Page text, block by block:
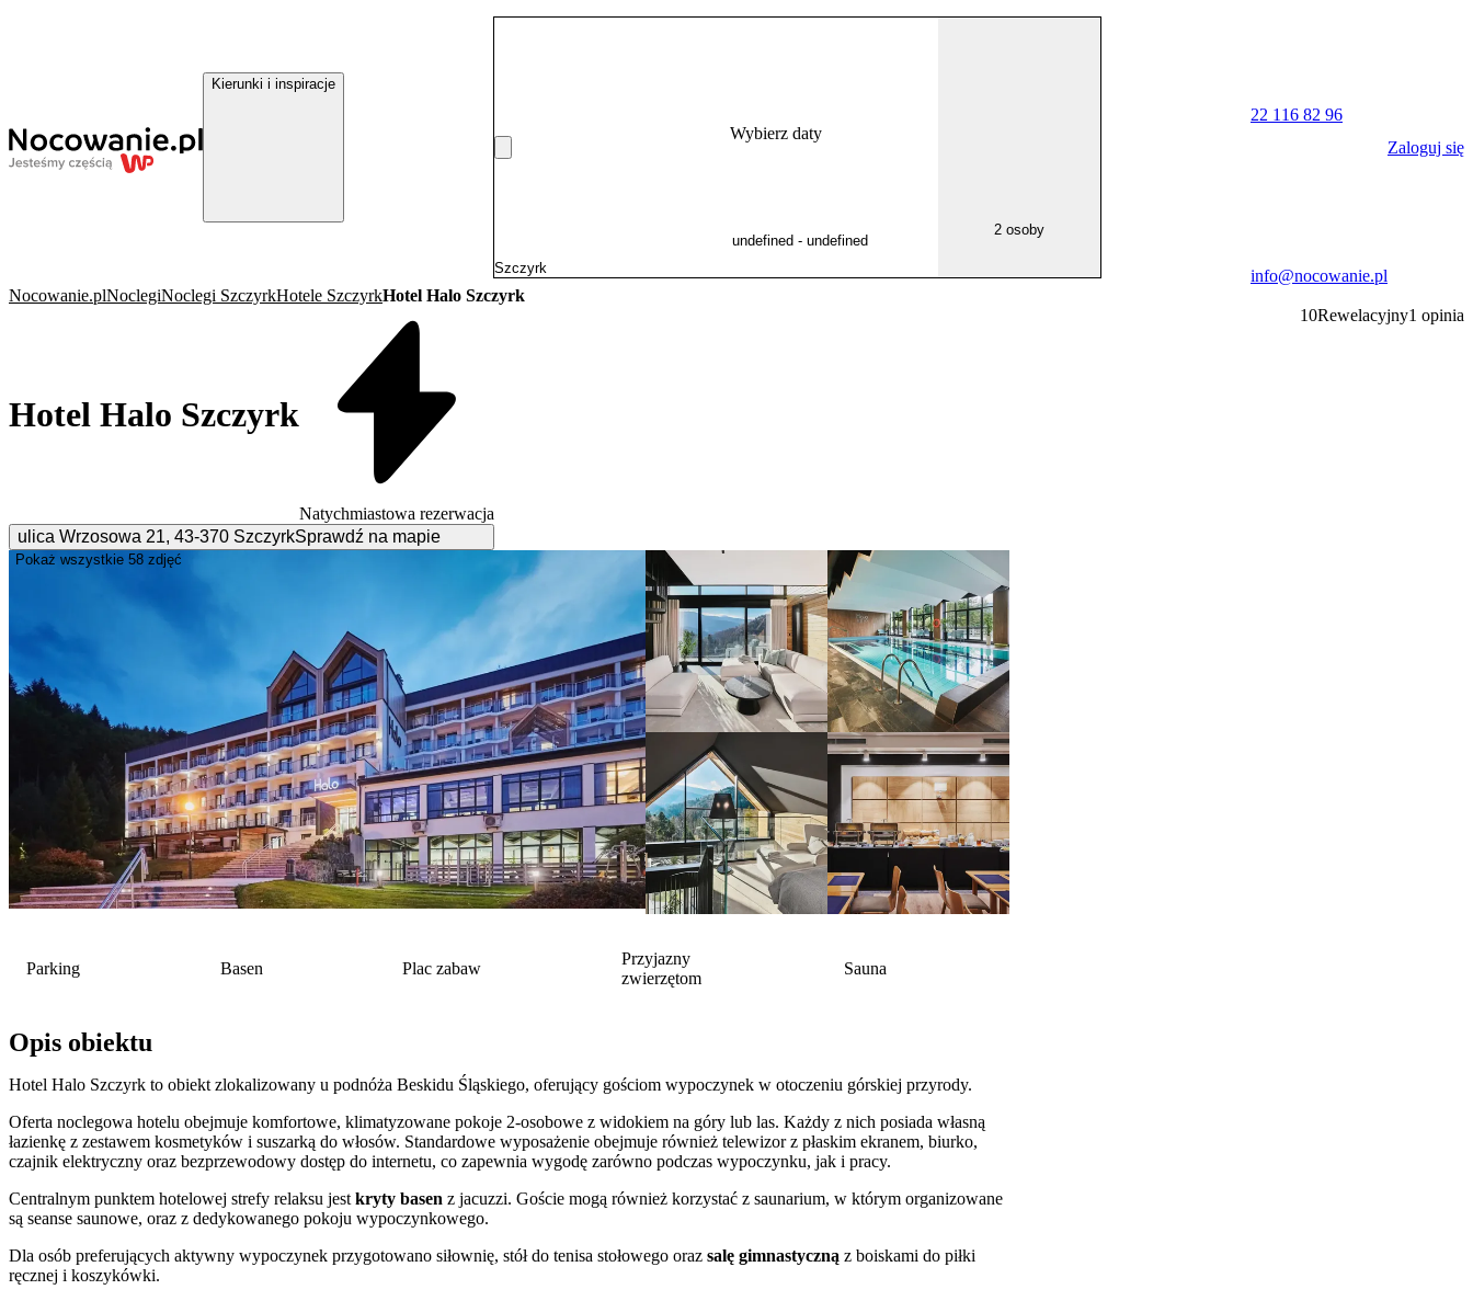
Kierunki i inspiracje
Wybierz daty
2 osoby
22 116 82 96
info@nocowanie.pl
Zaloguj się
Nocowanie.plNoclegiNoclegi SzczyrkHotele SzczyrkHotel Halo Szczyrk
Hotel Halo Szczyrk
Natychmiastowa rezerwacja
ulica Wrzosowa 21, 43-370 SzczyrkSprawdź na mapie
10Rewelacyjny1 opinia
Pokaż wszystkie 58 zdjęć
Parking Basen Plac zabaw
Przyjazny
zwierzętom
Sauna
Opis obiektu
Hotel Halo Szczyrk to obiekt zlokalizowany u podnóża Beskidu Śląskiego, oferujący gościom wypoczynek w otoczeniu górskiej przyrody.
Oferta noclegowa hotelu obejmuje komfortowe, klimatyzowane pokoje 2-osobowe z widokiem na góry lub las. Każdy z nich posiada własną
łazienkę z zestawem kosmetyków i suszarką do włosów. Standardowe wyposażenie obejmuje również telewizor z płaskim ekranem, biurko,
czajnik elektryczny oraz bezprzewodowy dostęp do internetu, co zapewnia wygodę zarówno podczas wypoczynku, jak i pracy.
Centralnym punktem hotelowej strefy relaksu jest kryty basen z jacuzzi. Goście mogą również korzystać z saunarium, w którym organizowane
są seanse saunowe, oraz z dedykowanego pokoju wypoczynkowego.
Dla osób preferujących aktywny wypoczynek przygotowano siłownię, stół do tenisa stołowego oraz salę gimnastyczną z boiskami do piłki
ręcznej i koszykówki.